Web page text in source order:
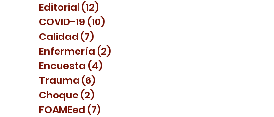
Editorial (12)
COVID-19 (10)
Calidad (7)
Enfermería (2)
Encuesta (4)
Trauma (6)
Choque (2)
FOAMEed (7)